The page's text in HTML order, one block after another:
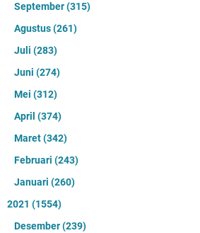
September(315)
Agustus(261)
Juli (283)
Juni (274)
Mei (312)
April (374)
Maret(342)
Februari (243)
Januari (260)
2021 (1554)
Desember(239)